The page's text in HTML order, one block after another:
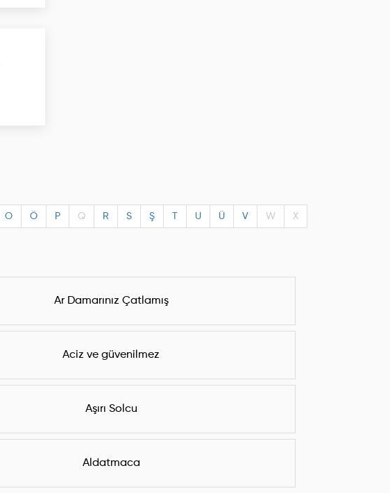
O Ö P Q R S Ş U Ü V W X
Ar Damarınız Çatlamış
Aciz ve güvenilmez
Aşırı Solcu
Aldatmaca